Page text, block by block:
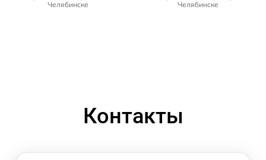
Челябинске
Челябинске
Контакты